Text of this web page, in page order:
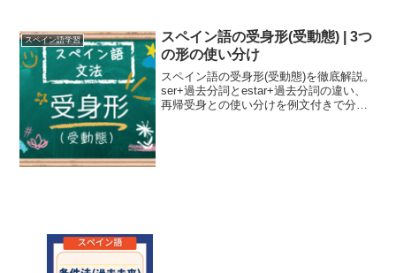
(adsbygoog...
スペイン語学習
スペイン語の受身形(受動態) | 3つ
の形の使い分け
スペイン語の受身形(受動態)を徹底解説。
ser+過去分詞とestar+過去分詞の違い、
再帰受身との使い分けを例文付きで分か